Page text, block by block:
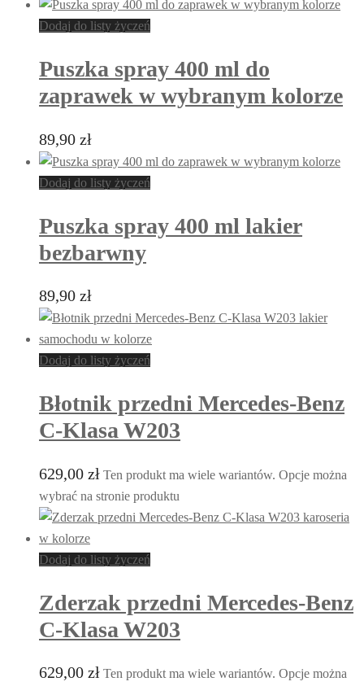
Dodaj do listy życzeń
Puszka spray 400 ml do
zaprawek w wybranym kolorze
89,90 zł
Dodaj do listy życzeń
Puszka spray 400 ml lakier
bezbarwny
89,90 zł
Dodaj do listy życzeń
Błotnik przedni Mercedes-Benz
C-Klasa W203
629,00 zł Ten produkt ma wiele wariantów. Opcje można
wybrać na stronie produktu
Dodaj do listy życzeń
Zderzak przedni Mercedes-Benz
C-Klasa W203
629,00 zł Ten produkt ma wiele wariantów. Opcje można